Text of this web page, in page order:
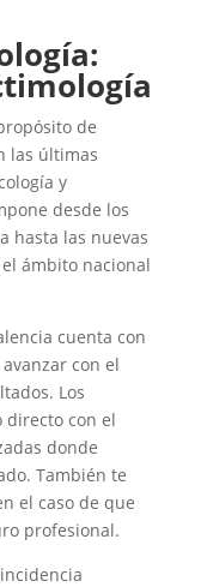
de
las últimas
y
desde los
hasta las nuevas
ámbito nacional
cuenta con
con el
Los
directo con el
donde
También te
el caso de que
profesional.